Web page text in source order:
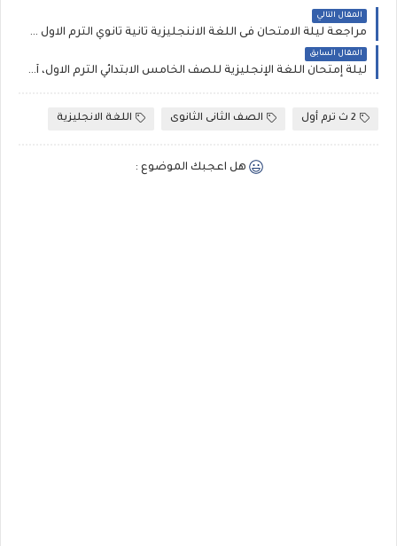
المقال التالي
مراجعة ليلة الامتحان فى اللغة الاننجليزية تانية ثانوي الترم الاول 2024، مراجعة لن يخرج عنها الامتحان مستر أشرف فرحات
المقال السابق
ليلة إمتحان اللغة الإنجليزية للصف الخامس الابتدائي الترم الاول، أهم الاسئلة المتوقعة لامتحان نصف العام لمستر محمد عريفة
2 ث ترم أول الصف الثانى الثانوى اللغة الانجليزية
هل اعجبك الموضوع :